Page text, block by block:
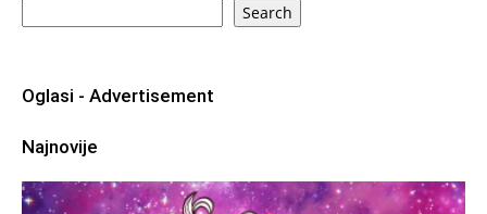
Search
Oglasi - Advertisement
Najnovije